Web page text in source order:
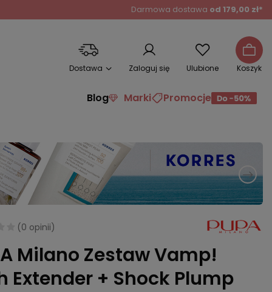
Darmowa dostawa od 179,00 zł*
Dostawa Zaloguj się Ulubione Koszyk
Blog Marki Promocje
(0 opinii)
Milano Zestaw Vamp!
Extender + Shock Plump